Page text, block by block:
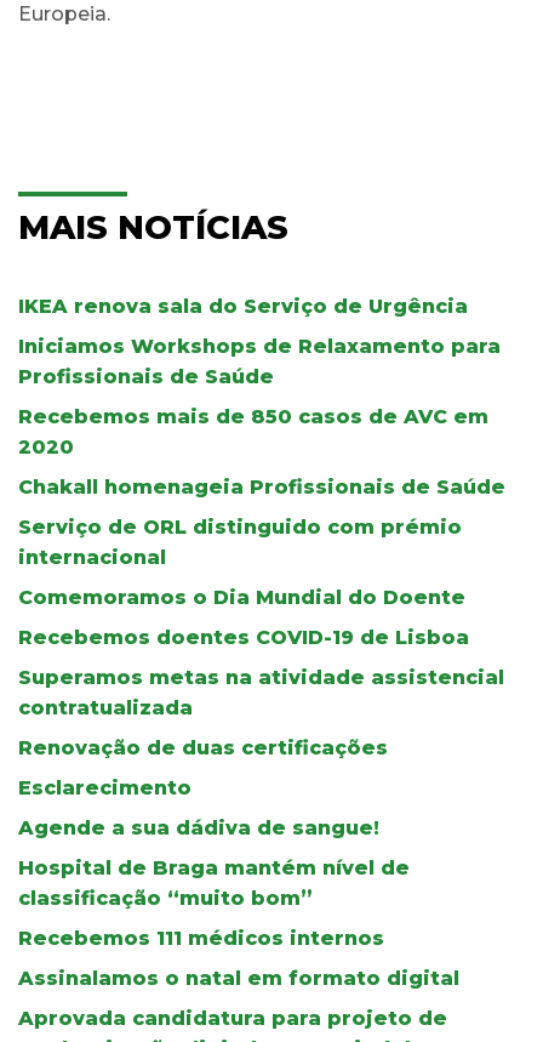
Europeia.
MAIS NOTÍCIAS
IKEA renova sala do Serviço de Urgência
Iniciamos Workshops de Relaxamento para
Profissionais de Saúde
Recebemos mais de 850 casos de AVC em
2020
Chakall homenageia Profissionais de Saúde
Serviço de ORL distinguido com prémio
internacional
Comemoramos o Dia Mundial do Doente
Recebemos doentes COVID-19 de Lisboa
Superamos metas na atividade assistencial
contratualizada
Renovação de duas certificações
Esclarecimento
Agende a sua dádiva de sangue!
Hospital de Braga mantém nível de
classificação “muito bom”
Recebemos 111 médicos internos
Assinalamos o natal em formato digital
Aprovada candidatura para projeto de